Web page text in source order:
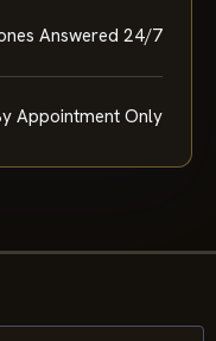
Answered 24/7
Appointment Only